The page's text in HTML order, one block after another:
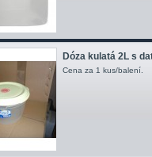
Dóza kulatá 2L s
Cena za 1 kus/balení.